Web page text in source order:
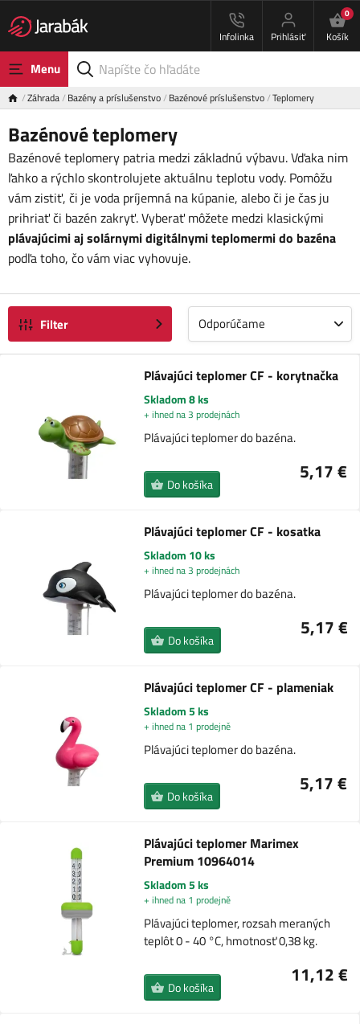
Infolinka Prihlásiť
0
Košík
Menu
Záhrada Bazény a príslušenstvo Bazénové príslušenstvo Teplomery
Bazénové teplomery
Bazénové teplomery patria medzi základnú výbavu. Vďaka nim
ľahko a rýchlo skontrolujete aktuálnu teplotu vody. Pomôžu
vám zistiť, či je voda príjemná na kúpanie, alebo či je čas ju
prihriať či bazén zakryť. Vyberať môžete medzi klasickými
plávajúcimiajsolárnymi digitálnymi teplomermi do bazéna
podľa toho, čo vám viac vyhovuje.
Filter Odporúčame
Plávajúci teplomer CF - korytnačka
Skladom 8 ks
+ ihned na 3 prodejnách
Plávajúci teplomer do bazéna.
5,17 €
Do košíka
Plávajúci teplomer CF - kosatka
Skladom 10 ks
+ ihned na 3 prodejnách
Plávajúci teplomer do bazéna.
5,17 €
Do košíka
Plávajúci teplomer CF - plameniak
Skladom 5 ks
+ ihned na 1 prodejně
Plávajúci teplomer do bazéna.
5,17 €
Do košíka
Plávajúci teplomer Marimex
Premium 10964014
Skladom 5 ks
+ ihned na 1 prodejně
Plávajúci teplomer, rozsah meraných
teplôt 0 - 40 °C, hmotnosť 0,38 kg.
11,12 €
Do košíka